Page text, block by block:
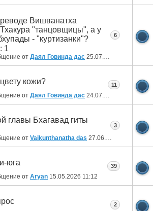
Вишванатха
"танцовщицы", а у
- "куртизанки"?
от Даял Говинда дас 25.07.2026
6
кожи?
от Даял Говинда дас 24.07.2026
11
главы Бхагавад гиты
от Vaikunthanatha das 27.06.2026
3
юга
от Aryan 15.05.2026 11:12
39
2